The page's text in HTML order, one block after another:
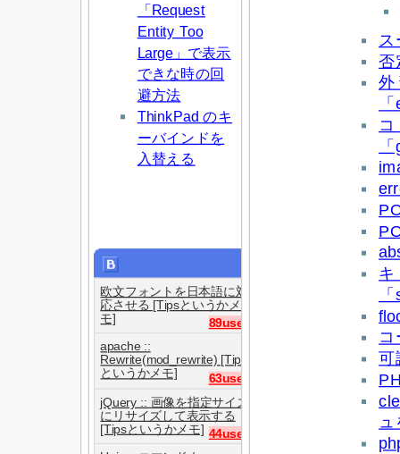
「Request
Entity Too
Large」で表示
できな時の回
避方法
ThinkPad のキ
ーバインドを
入替える
欧文フォントを日本語に対
応させる [Tipsというかメ
モ]
89users
apache ::
Rewrite(mod_rewrite) [Tips
というかメモ]
63users
jQuery :: 画像を指定サイズ
にリサイズして表示する
[Tipsというかメモ] 44users
否
コ
可